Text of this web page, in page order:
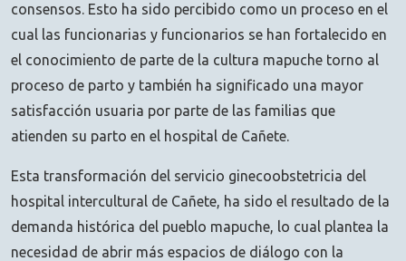
consensos. Esto ha sido percibido como un proceso en el
cual las funcionarias y funcionarios se han fortalecido en
el conocimiento de parte de la cultura mapuche torno al
proceso de parto y también ha significado una mayor
satisfacción usuaria por parte de las familias que
atienden su parto en el hospital de Cañete.
Esta transformación del servicio ginecoobstetricia del
hospital intercultural de Cañete, ha sido el resultado de la
demanda histórica del pueblo mapuche, lo cual plantea la
necesidad de abrir más espacios de diálogo con la